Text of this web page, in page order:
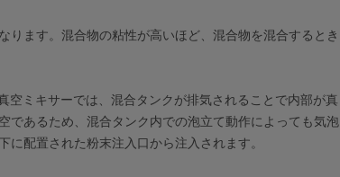
ます。混合物の粘性が高いほど、混合物を混合するとき
空ミキサーでは、混合タンクが排気されることで内部が真
であるため、混合タンク内での泡立て動作によっても気泡
配置された粉末注入口から注入されます。